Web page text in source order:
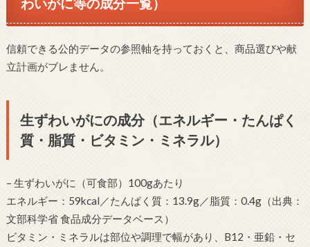
わいがに等の成分一覧）
信頼できる公的データの参照軸を持っておくと、商品選びや献
立計画がブレません。
生ずわいがにの成分（エネルギー・たんぱく
質・脂質・ビタミン・ミネラル）
– 生ずわいがに（可食部）100gあたり
エネルギー：59kcal／たんぱく質：13.9g／脂質：0.4g（出典：
文部科学省 食品成分データベース）
ビタミン・ミネラルは部位や調理で幅があり、B12・亜鉛・セ